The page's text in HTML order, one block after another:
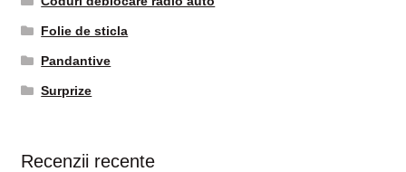
Folie de sticla
Pandantive
Surprize
Recenzii recente